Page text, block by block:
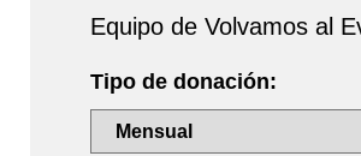
Equipo de Volvamos al
Tipo de donación: